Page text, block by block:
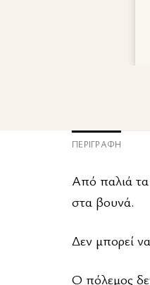
ΠΕΡΙΓΡΑΦΉ
Από παλιά
στα βουνά.
Δεν μπορεί
Ο πόλεμος